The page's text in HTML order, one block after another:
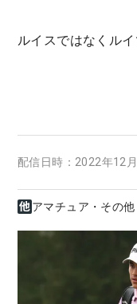
ルイスではなくル
配信日時： 2022年12
アマチュア・その他